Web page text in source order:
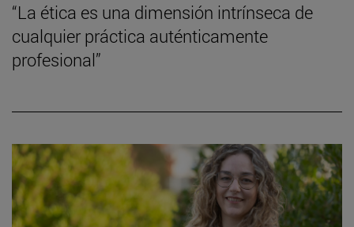
“La ética es una dimensión intrínseca de
cualquier práctica auténticamente
profesional”